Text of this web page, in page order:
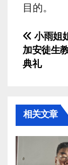
目的。
文
章
航
小雨姐
加安徒生
典礼
相关文章